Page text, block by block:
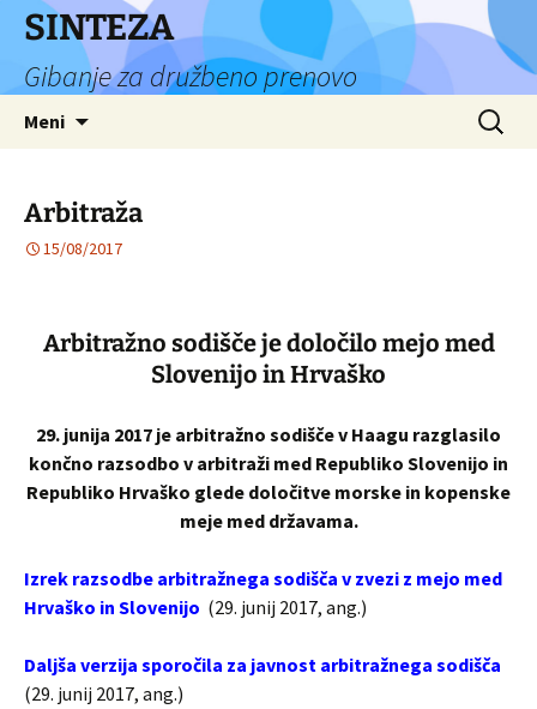
Preskoči
vsebino
SINTEZA
Gibanje za družbeno prenovo
Meni Išči:
Arbitraža
15/08/2017
Arbitražno sodišče je določilo mejo med
Slovenijo in Hrvaško
29. junija 2017 je arbitražno sodišče v Haagu razglasilo
končno razsodbo v arbitraži med Republiko Slovenijo in
Republiko Hrvaško glede določitve morske in kopenske
meje med državama.
Izrek razsodbe arbitražnega sodišča v zvezi z mejo med
Hrvaško in Slovenijo (29. junij 2017, ang.)
Daljša verzija sporočila za javnost arbitražnega sodišča
(29. junij 2017, ang.)